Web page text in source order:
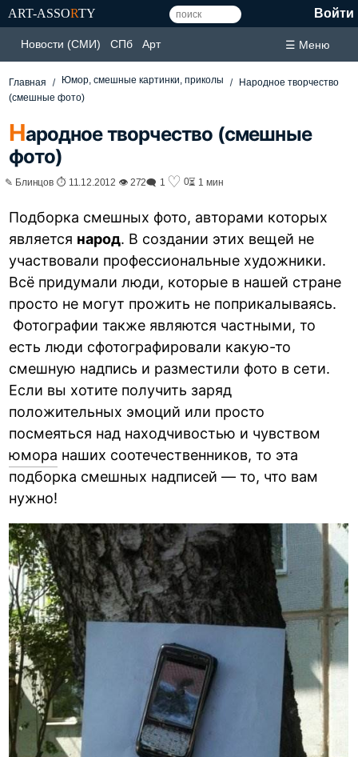
ART-ASSORTY Войти
Новости (СМИ) СПб Арт ☰ Меню
Главная Юмор, смешные картинки, приколы
Народное творчество
(смешные фото)
Народное творчество (смешные
фото)
✎ Блинцов ⏱ 11.12.2012 👁 272🗨 1 ♡ 0⏳ 1 мин
Подборка смешных фото, авторами которых
является народ. В создании этих вещей не
участвовали профессиональные художники.
Всё придумали люди, которые в нашей стране
просто не могут прожить не поприкалываясь.
Фотографии также являются частными, то
есть люди сфотографировали какую-то
смешную надпись и разместили фото в сети.
Если вы хотите получить заряд
положительных эмоций или просто
посмеяться над находчивостью и чувством
юмора наших соотечественников, то эта
подборка смешных надписей — то, что вам
нужно!